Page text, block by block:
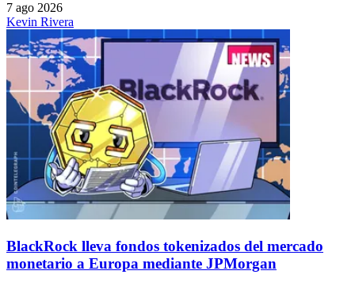
7 ago 2026
Kevin Rivera
BlackRock lleva fondos tokenizados del mercado
monetario a Europa mediante JPMorgan